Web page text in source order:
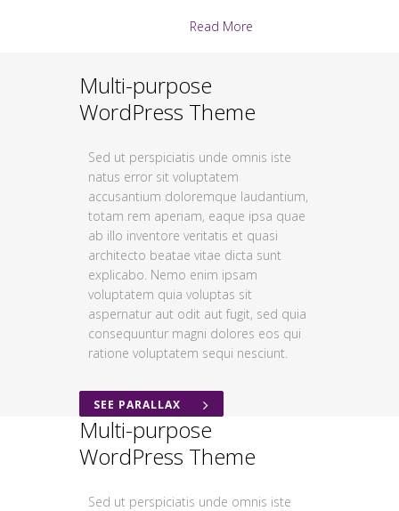
Read More
Multi-purpose
WordPress Theme
Sed ut perspiciatis unde omnis iste
natus error sit voluptatem
accusantium doloremque laudantium,
totam rem aperiam, eaque ipsa quae
ab illo inventore veritatis et quasi
architecto beatae vitae dicta sunt
explicabo. Nemo enim ipsam
voluptatem quia voluptas sit
aspernatur aut odit aut fugit, sed quia
consequuntur magni dolores eos qui
ratione voluptatem sequi nesciunt.
SEE PARALLAX
Multi-purpose
WordPress Theme
Sed ut perspiciatis unde omnis iste